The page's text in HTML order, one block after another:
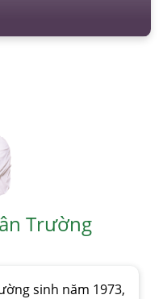
Trường
sinh năm 1973,